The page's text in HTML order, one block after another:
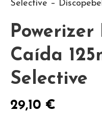
Caída
Selective
29,10 €